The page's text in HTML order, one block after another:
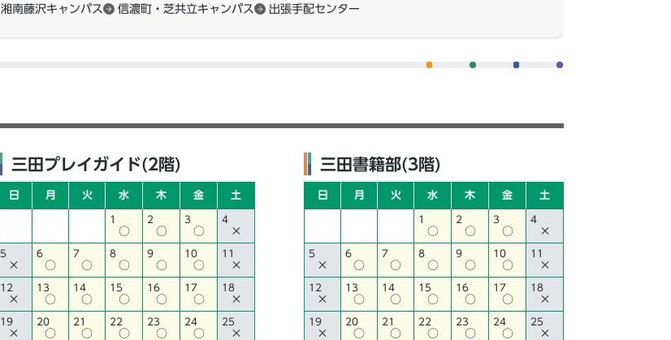
湘南藤沢キャンパス 信濃町・芝共立キャンパス 出張手配センター
三田プレイガイド(2階)
日 月 火 水 木 金 土
1
○
2
○
3
○
4
×
5
×
6
○
7
○
8
○
9
○
10
○
11
×
12
×
13
○
14
○
15
○
16
○
17
○
18
×
19
×
20
○
21
○
22
○
23
○
24
○
25
×
三田書籍部(3階)
日 月 火 水 木 金 土
1
○
2
○
3
○
4
×
5
×
6
○
7
○
8
○
9
○
10
○
11
×
12
×
13
○
14
○
15
○
16
○
17
○
18
×
19
×
20
○
21
○
22
○
23
○
24
○
25
×